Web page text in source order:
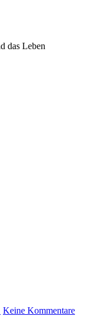
das Leben
Keine Kommentare